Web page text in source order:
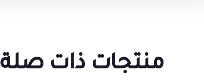
منتجات ذات صلة